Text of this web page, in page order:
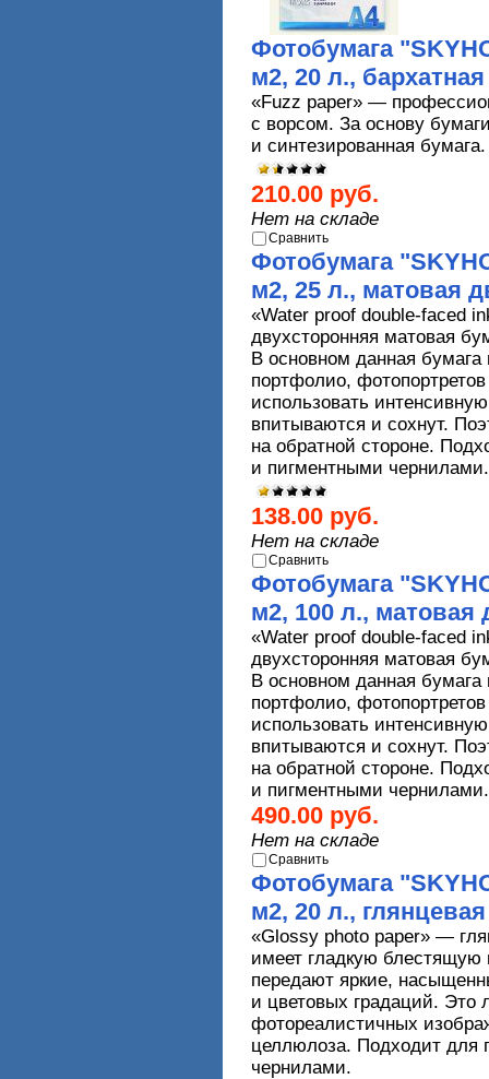
Фотобумага
м2, 20 л.,
«Fuzz paper» —
с ворсом. За основу
и синтезированная бумага.
210.00 руб.
Нет на складе
Сравнить
Фотобумага
м2, 25 л., матовая
«Water proof double-faced
двухсторонняя матовая
В основном данная бумага
портфолио,
использовать
впитываются и сохнут.
на обратной стороне.
и пигментными чернилами.
138.00 руб.
Нет на складе
Сравнить
Фотобумага
м2, 100 л., матовая
«Water proof double-faced
двухсторонняя матовая
В основном данная бумага
портфолио,
использовать
впитываются и сохнут.
на обратной стороне.
и пигментными чернилами.
490.00 руб.
Нет на складе
Сравнить
Фотобумага
м2, 20 л.,
«Glossy photo paper» —
имеет гладкую
передают яркие,
и цветовых градаций. Это
фотореалистичных
целлюлоза. Подходит для
чернилами.